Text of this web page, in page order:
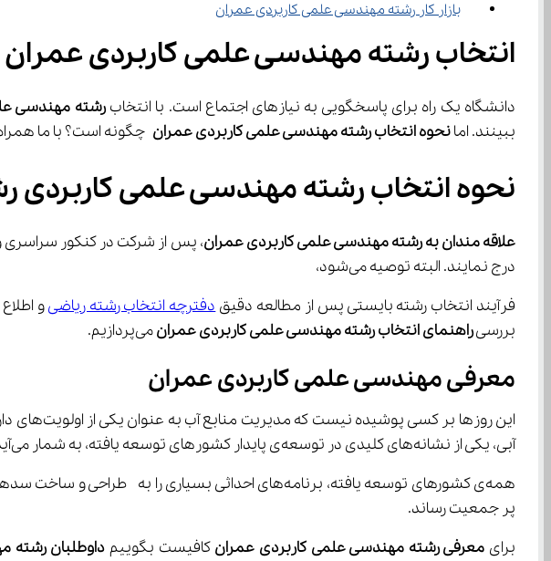
بازار کار رشته مهندسی علمی کاربردی عمران
انتخاب رشته مهندسی علمی کاربردی عمران
دانشگاه یک راه برای پاسخگویی به نیاز‌های اجتماع است. با انتخاب رشته مهندسی
ببینند. اما نحوهانتخاب رشته مهندسی علمی کاربردی عمران چگونه است؟ با ما
نحوه انتخاب رشته مهندسی علمی کاربردی
علاقه مندان به رشته مهندسی علمی کاربردی عمران
درج نمایند. البته توصیه می‌شود،
فرآیند انتخاب رشته بایستی پس از مطالعه دقیق دفترچه انتخاب رشته ریاضی و اطلاع از
بررسی راهنمای انتخاب رشته مهندسی علمی کاربردی عمران می‌پردازیم.
معرفی مهندسی علمی کاربردی عمران
آبی، یکی از نشانه‌های کلیدی در توسعه‌ی پایدار کشور‌های توسعه یافته، به شمار می‌آید.
پر جمعیت رساند.
برای معرفی رشته مهندسی علمی کاربردی عمران کافیست بگوییم داوطلبان رشته